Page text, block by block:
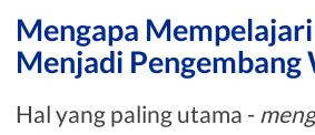
Mengapa
Menjadi Pengembang
Hal yang paling utama -